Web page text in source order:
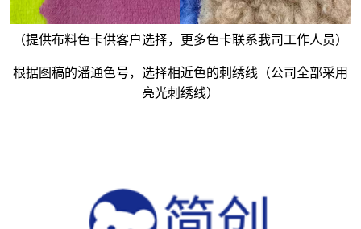
（提供布料色卡供客户选择，更多色卡联系我司工作人员）
根据图稿的潘通色号，选择相近色的刺绣线（公司全部采用
亮光刺绣线）